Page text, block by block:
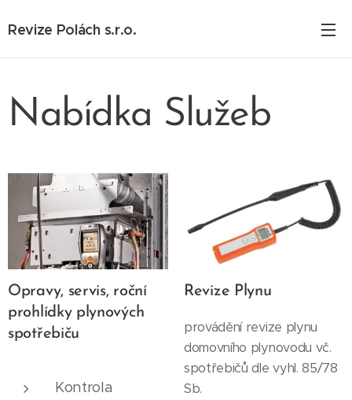
Revize Polách s.r.o.
Nabídka Služeb
Opravy, servis, roční
prohlídky plynových
spotřebiču
Kontrola
Revize Plynu
provádění revize plynu
domovního plynovodu vč.
spotřebičů dle vyhl. 85/78
Sb.